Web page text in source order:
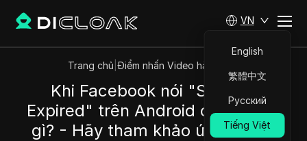
VN
English
繁體中文
Русский
Tiếng Việt
Trang chủ Điểm nhấn Video hàng đầu
Khi Facebook nói "Session
Expired" trên Android có ý nghĩa
gì? - Hãy tham khảo ứng dụng.